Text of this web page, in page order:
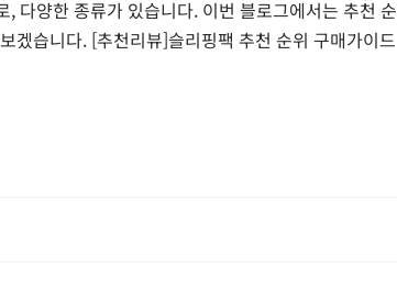
다양한 종류가 있습니다. 이번 블로그에서는 추천
겠습니다. [추천리뷰]슬리핑팩 추천 순위 구매가이드